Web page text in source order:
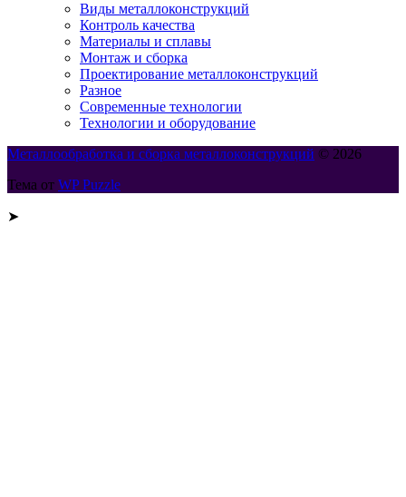
Виды металлоконструкций
Контроль качества
Материалы и сплавы
Монтаж и сборка
Проектирование металлоконструкций
Разное
Современные технологии
Технологии и оборудование
Металлообработка и сборка металлоконструкций © 2026
Тема от WP Puzzle
➤